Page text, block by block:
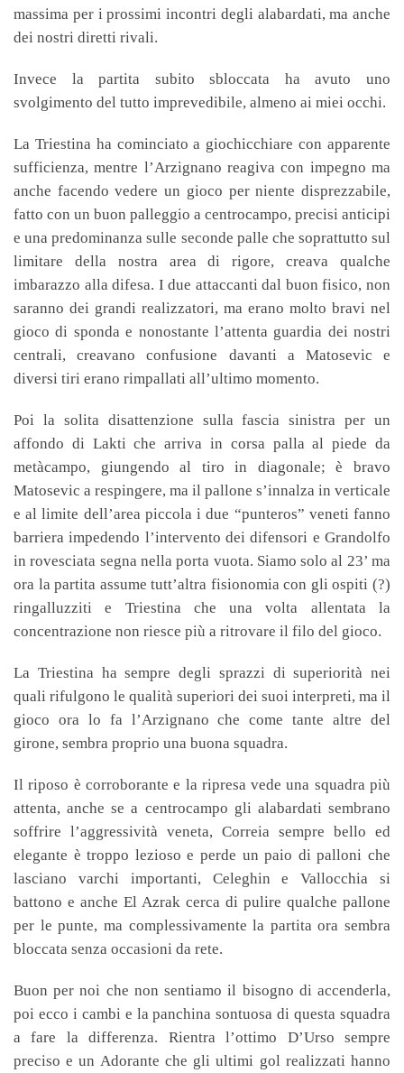
massima per i prossimi incontri degli alabardati, ma anche
dei nostri diretti rivali.
Invece la partita subito sbloccata ha avuto uno
svolgimento del tutto imprevedibile, almeno ai miei occhi.
La Triestina ha cominciato a giochicchiare con apparente
sufficienza, mentre l’Arzignano reagiva con impegno ma
anche facendo vedere un gioco per niente disprezzabile,
fatto con un buon palleggio a centrocampo, precisi anticipi
e una predominanza sulle seconde palle che soprattutto sul
limitare della nostra area di rigore, creava qualche
imbarazzo alla difesa. I due attaccanti dal buon fisico, non
saranno dei grandi realizzatori, ma erano molto bravi nel
gioco di sponda e nonostante l’attenta guardia dei nostri
centrali, creavano confusione davanti a Matosevic e
diversi tiri erano rimpallati all’ultimo momento.
Poi la solita disattenzione sulla fascia sinistra per un
affondo di Lakti che arriva in corsa palla al piede da
metàcampo, giungendo al tiro in diagonale; è bravo
Matosevic a respingere, ma il pallone s’innalza in verticale
e al limite dell’area piccola i due “punteros” veneti fanno
barriera impedendo l’intervento dei difensori e Grandolfo
in rovesciata segna nella porta vuota. Siamo solo al 23’ ma
ora la partita assume tutt’altra fisionomia con gli ospiti (?)
ringalluzziti e Triestina che una volta allentata la
concentrazione non riesce più a ritrovare il filo del gioco.
La Triestina ha sempre degli sprazzi di superiorità nei
quali rifulgono le qualità superiori dei suoi interpreti, ma il
gioco ora lo fa l’Arzignano che come tante altre del
girone, sembra proprio una buona squadra.
Il riposo è corroborante e la ripresa vede una squadra più
attenta, anche se a centrocampo gli alabardati sembrano
soffrire l’aggressività veneta, Correia sempre bello ed
elegante è troppo lezioso e perde un paio di palloni che
lasciano varchi importanti, Celeghin e Vallocchia si
battono e anche El Azrak cerca di pulire qualche pallone
per le punte, ma complessivamente la partita ora sembra
bloccata senza occasioni da rete.
Buon per noi che non sentiamo il bisogno di accenderla,
poi ecco i cambi e la panchina sontuosa di questa squadra
a fare la differenza. Rientra l’ottimo D’Urso sempre
preciso e un Adorante che gli ultimi gol realizzati hanno